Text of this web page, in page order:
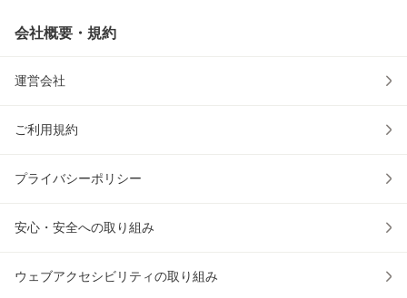
会社概要・規約
運営会社
ご利用規約
プライバシーポリシー
安心・安全への取り組み
ウェブアクセシビリティの取り組み